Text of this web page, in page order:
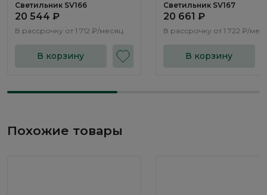
Светильник SV166
20 544 ₽
В рассрочку от 1 712 ₽/месяц
В корзину
Светильник SV167
20 661 ₽
В рассрочку от 1 722 ₽/
В корзину
Похожие товары